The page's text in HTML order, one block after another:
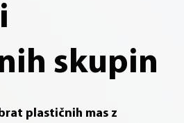
skupin
plastičnih mas z